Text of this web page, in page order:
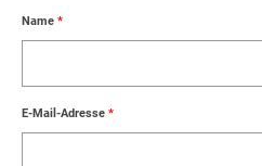
Name *
E-Mail-Adresse *